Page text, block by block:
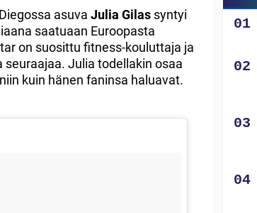
asuva Julia Gilas syntyi
saatuaan Euroopasta
on suosittu fitness-kouluttaja ja
Julia todellakin osaa
kuin hänen faninsa haluavat.